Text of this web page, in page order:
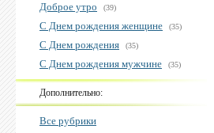
Доброе утро (39)
С Днем рождения женщине (35)
С Днем рождения (35)
С Днем рождения мужчине (35)
Дополнительно:
Все рубрики